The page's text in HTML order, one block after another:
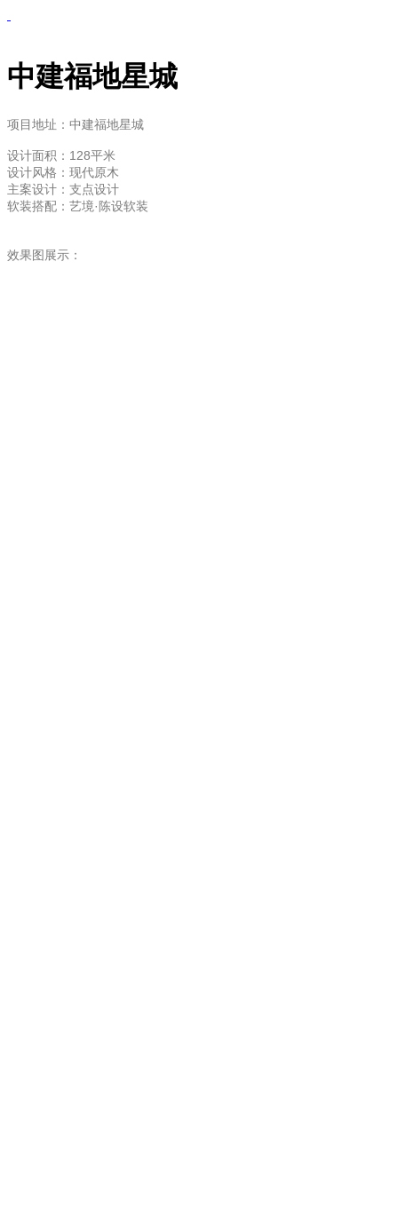
中建福地星城
项目地址：中建福地星城
设计面积：128平米
设计风格：现代原木
主案设计：支点设计
软装搭配：艺境·陈设软装
效果图展示：